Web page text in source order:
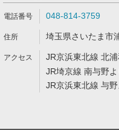
048-814-3759
埼玉県さいたま市
JR京浜東北線 北
JR埼京線 南与野
JR京浜東北線 与